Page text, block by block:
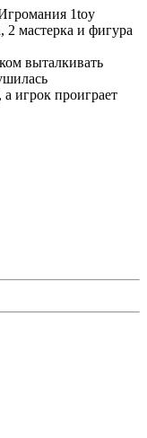
1toy
2 мастерка и фигура
выталкивать
а игрок проиграет